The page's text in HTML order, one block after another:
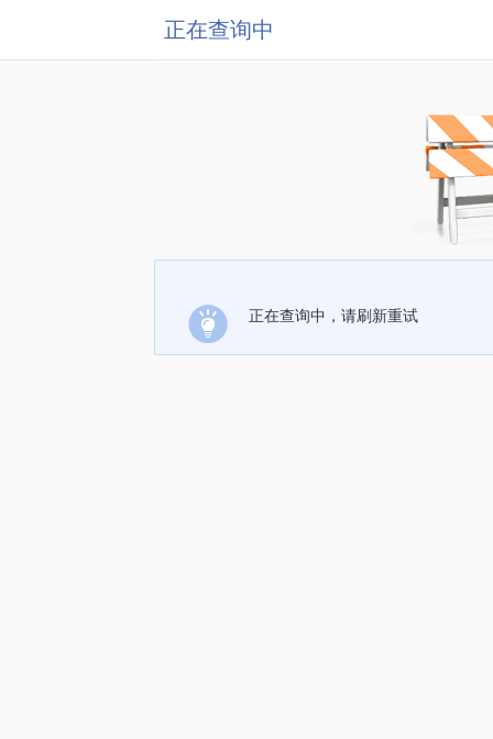
正在查询中
正在查询中，请刷新重试